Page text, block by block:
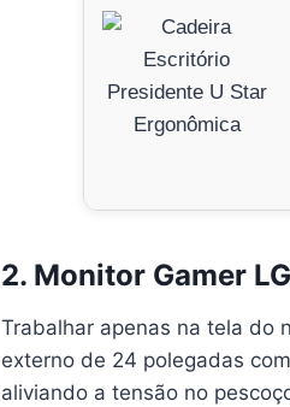
2. Monitor Gamer
Trabalhar apenas na tela do
externo de 24 polegadas
aliviando a tensão no